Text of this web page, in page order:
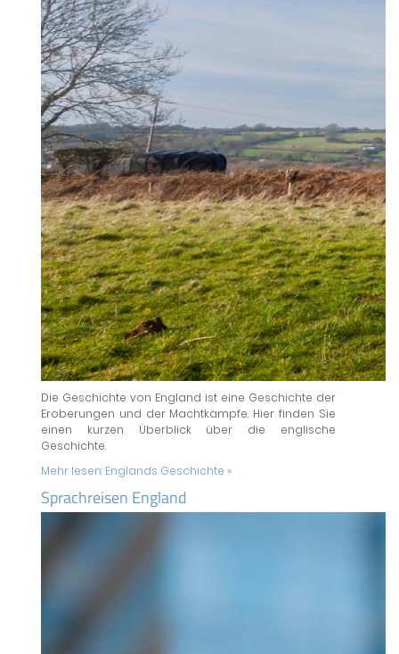
Die Geschichte von England ist eine Geschichte der
Eroberungen und der Machtkämpfe. Hier finden Sie
einen kurzen Überblick über die englische
Geschichte.
Mehr lesen: Englands Geschichte »
Sprachreisen England